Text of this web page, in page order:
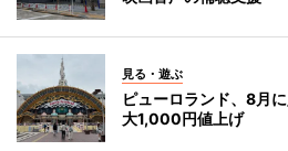
見る・遊ぶ
ピューロランド、8月
大1,000円値上げ